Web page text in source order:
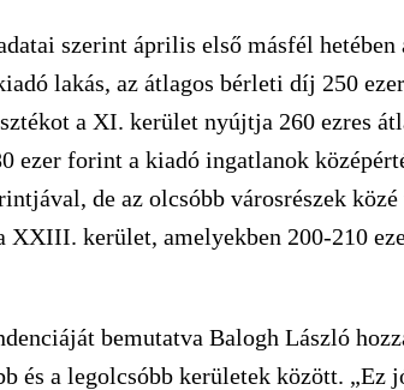
szerint április első másfél
lakás, az átlagos bérleti díj 250
a XI. kerület nyújtja 260 ezres
ezer forint a kiadó ingatlanok
de az olcsóbb városrészek
XXIII. kerület, amelyekben 200-210
bemutatva Balogh László
és a legolcsóbb kerületek között. „Ez